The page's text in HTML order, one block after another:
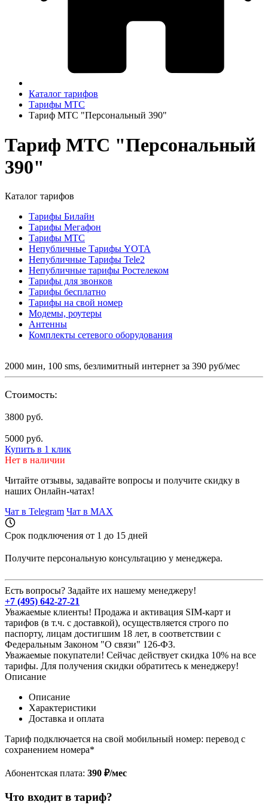
Каталог тарифов
Тарифы МТС
Тариф МТС "Персональный 390"
Тариф МТС "Персональный
390"
Каталог тарифов
Тарифы Билайн
Тарифы Мегафон
Тарифы МТС
Непубличные Тарифы YOTA
Непубличные Тарифы Tele2
Непубличные тарифы Ростелеком
Тарифы для звонков
Тарифы бесплатно
Тарифы на свой номер
Модемы, роутеры
Антенны
Комплекты сетевого оборудования
2000 мин, 100 sms, безлимитный интернет за 390 руб/мес
Стоимость:
3800 руб.
5000 руб.
Купить в 1 клик
Нет в наличии
Читайте отзывы, задавайте вопросы и получите скидку в
наших Онлайн-чатах!
Чат в Telegram Чат в MAX
Срок подключения от 1 до 15 дней
Получите персональную консультацию у менеджера.
Есть вопросы? Задайте их нашему менеджеру!
+7 (495) 642-27-21
Уважаемые клиенты! Продажа и активация SIM-карт и
тарифов (в т.ч. с доставкой), осуществляется строго по
паспорту, лицам достигшим 18 лет, в соответствии с
Федеральным Законом "О связи" 126-ФЗ.
Уважаемые покупатели! Сейчас действует скидка 10% на все
тарифы. Для получения скидки обратитесь к менеджеру!
Описание
Описание
Характеристики
Доставка и оплата
Тариф подключается на свой мобильный номер: перевод с
сохранением номера*
Абонентская плата: 390 ₽/мес
Что входит в тариф?